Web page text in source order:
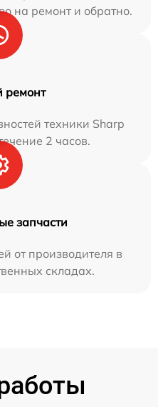
на ремонт и обратно.
ремонт
техники Sharp
2 часов.
запчасти
от производителя в
складах.